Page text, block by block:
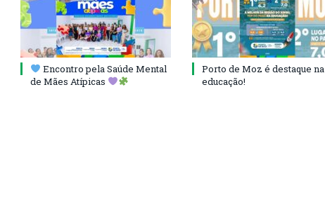
Encontro pela Saúde Mental
de Mães Atípicas
Porto de Moz é destaque na
educação!